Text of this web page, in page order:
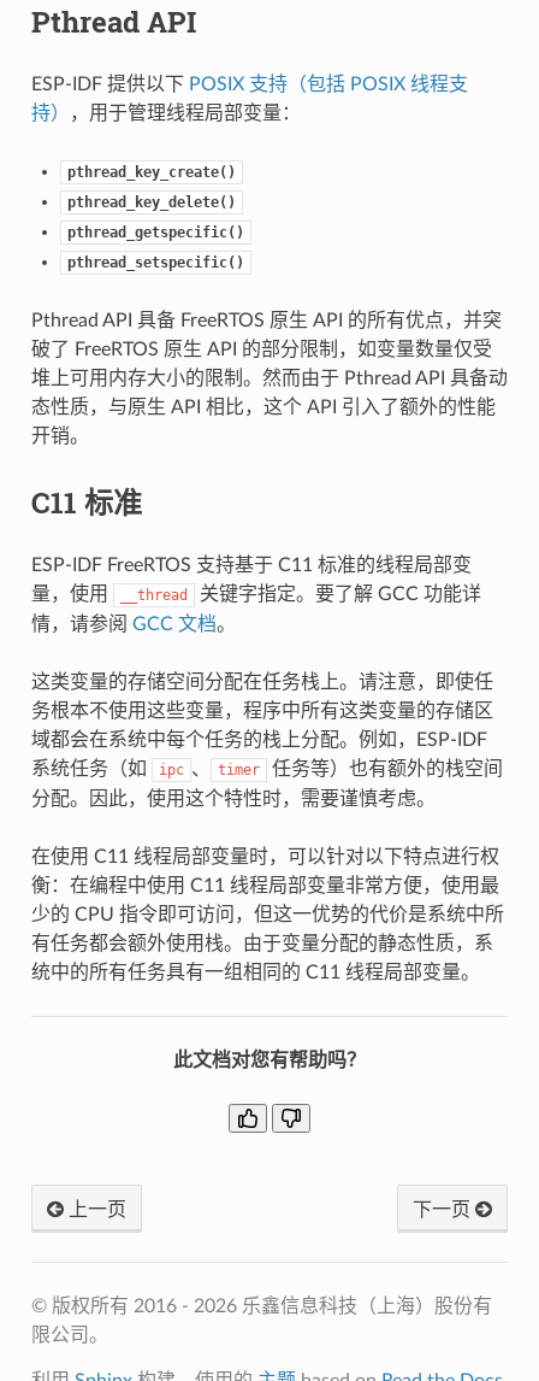
Pthread API
ESP-IDF 提供以下 POSIX 支持（包括 POSIX 线程支
持）
，用于管理线程局部变量：
pthread_key_create()
pthread_key_delete()
pthread_getspecific()
pthread_setspecific()
Pthread API 具备 FreeRTOS 原生 API 的所有优点，并突
破了 FreeRTOS 原生 API 的部分限制，如变量数量仅受
堆上可用内存大小的限制。然而由于 Pthread API 具备动
态性质，与原生 API 相比，这个 API 引入了额外的性能
开销。
C11 标准
ESP-IDF FreeRTOS 支持基于 C11 标准的线程局部变
量，使用
__thread
关键字指定。要了解 GCC 功能详
情，请参阅 GCC 文档。
这类变量的存储空间分配在任务栈上。请注意，即使任
务根本不使用这些变量，程序中所有这类变量的存储区
域都会在系统中每个任务的栈上分配。例如，ESP-IDF
系统任务（如
ipc 、 timer
任务等）也有额外的栈空间
分配。因此，使用这个特性时，需要谨慎考虑。
在使用 C11 线程局部变量时，可以针对以下特点进行权
衡：在编程中使用 C11 线程局部变量非常方便，使用最
少的 CPU 指令即可访问，但这一优势的代价是系统中所
有任务都会额外使用栈。由于变量分配的静态性质，系
统中的所有任务具有一组相同的 C11 线程局部变量。
此文档对您有帮助吗？
上一页 下一页
© 版权所有 2016 - 2026 乐鑫信息科技（上海）股份有
限公司。